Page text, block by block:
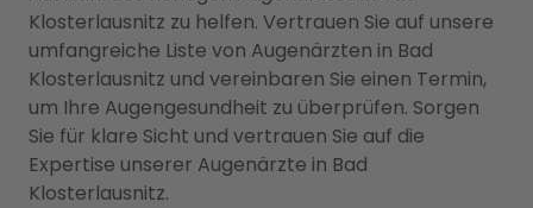
Klosterlausnitz zu helfen. Vertrauen Sie auf unsere
umfangreiche Liste von Augenärzten in Bad
Klosterlausnitz und vereinbaren Sie einen Termin,
um Ihre Augengesundheit zu überprüfen. Sorgen
Sie für klare Sicht und vertrauen Sie auf die
Expertise unserer Augenärzte in Bad
Klosterlausnitz.